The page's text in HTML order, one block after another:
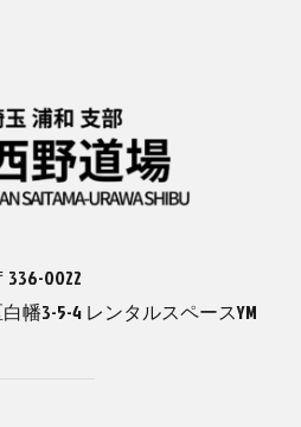
336-0022
幡3-5-4 レンタルスペースYM